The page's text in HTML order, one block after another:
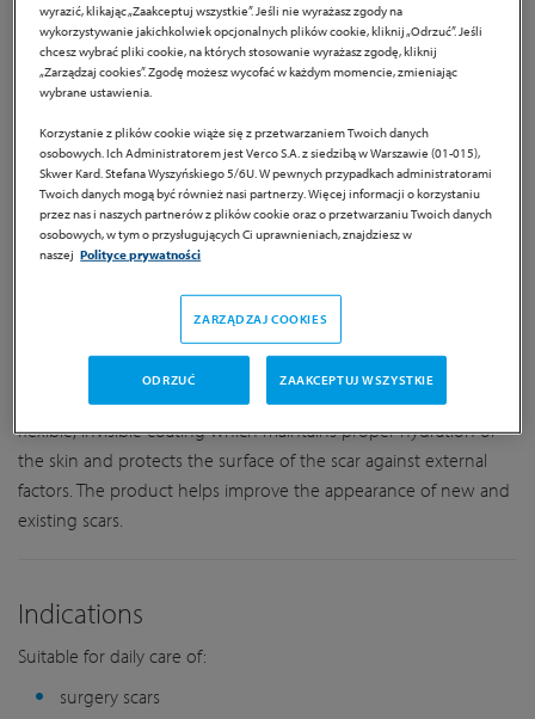
Sutricon gel
Product information
based on the unique properties of silicone gel. The cannula
tube provides ease of application, allowing the use of the
product onto uneven, often subjected to stress, skin surfaces.
The gel dries quickly and, on the surface of the skin, it forms a
flexible, invisible coating which maintains proper hydration of
the skin and protects the surface of the scar against external
factors. The product helps improve the appearance of new and
existing scars.
Indications
Suitable for daily care of:
surgery scars
wyrazić, klikając „Zaakceptuj wszystkie”. Jeśli nie wyrażasz zgody na
wykorzystywanie jakichkolwiek opcjonalnych plików cookie, kliknij „Odrzuć”. Jeśli
chcesz wybrać pliki cookie, na których stosowanie wyrażasz zgodę, kliknij
„Zarządzaj cookies”. Zgodę możesz wycofać w każdym momencie, zmieniając
wybrane ustawienia.
Korzystanie z plików cookie wiąże się z przetwarzaniem Twoich danych
osobowych. Ich Administratorem jest Verco S.A. z siedzibą w Warszawie (01-015),
Skwer Kard. Stefana Wyszyńskiego 5/6U. W pewnych przypadkach administratorami
Twoich danych mogą być również nasi partnerzy. Więcej informacji o korzystaniu
przez nas i naszych partnerów z plików cookie oraz o przetwarzaniu Twoich danych
osobowych, w tym o przysługujących Ci uprawnieniach, znajdziesz w
naszej Polityce prywatności
ZARZĄDZAJ COOKIES
ODRZUĆ ZAAKCEPTUJ WSZYSTKIE